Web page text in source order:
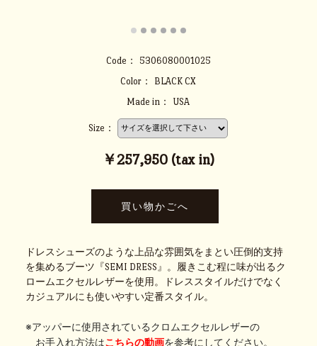
Code：
5306080001025
Color：
BLACK CX
Made in：
USA
Size：
￥257,950 (tax in)
ドレスシューズのような上品な雰囲気をまとい圧倒的支持
を集めるブーツ『SEMI DRESS』。履きこむ程に味が出るク
ロームエクセルレザーを使用。ドレススタイルだけでなく
カジュアルにも使いやすい定番スタイル。
※アッパーに使用されているクロムエクセルレザーの
お手入れ方法はこちらの動画を参考にしてください。